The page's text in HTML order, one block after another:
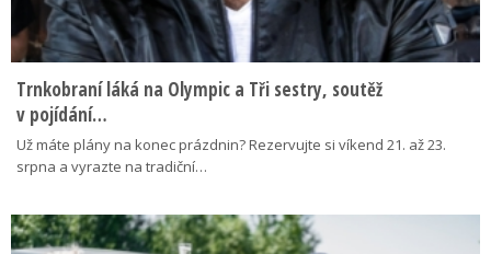
Trnkobraní láká na Olympic a Tři sestry, soutěž
v pojídání…
Už máte plány na konec prázdnin? Rezervujte si víkend 21. až 23.
srpna a vyrazte na tradiční…